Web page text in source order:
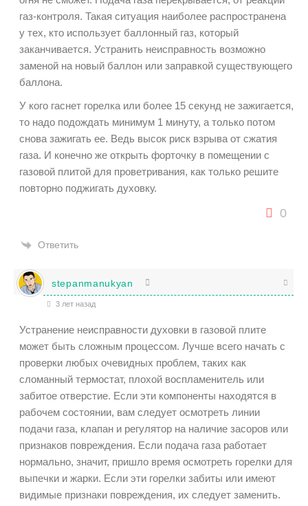
газ-контроля. Такая ситуация наиболее распространена
у тех, кто использует баллонный газ, который
заканчивается. Устранить неисправность возможно
заменой на новый баллон или заправкой существующего
баллона.
У кого гаснет горелка или более 15 секунд не зажигается,
то надо подождать минимум 1 минуту, а только потом
снова зажигать ее. Ведь высок риск взрыва от сжатия
газа. И конечно же открыть форточку в помещении с
газовой плитой для проветривания, как только решите
повторно поджигать духовку.
0
Ответить
stepanmanukyan
3 лет назад
Устранение неисправности духовки в газовой плите
может быть сложным процессом. Лучше всего начать с
проверки любых очевидных проблем, таких как
сломанный термостат, плохой воспламенитель или
забитое отверстие. Если эти компоненты находятся в
рабочем состоянии, вам следует осмотреть линии
подачи газа, клапан и регулятор на наличие засоров или
признаков повреждения. Если подача газа работает
нормально, значит, пришло время осмотреть горелки для
выпечки и жарки. Если эти горелки забиты или имеют
видимые признаки повреждения, их следует заменить.